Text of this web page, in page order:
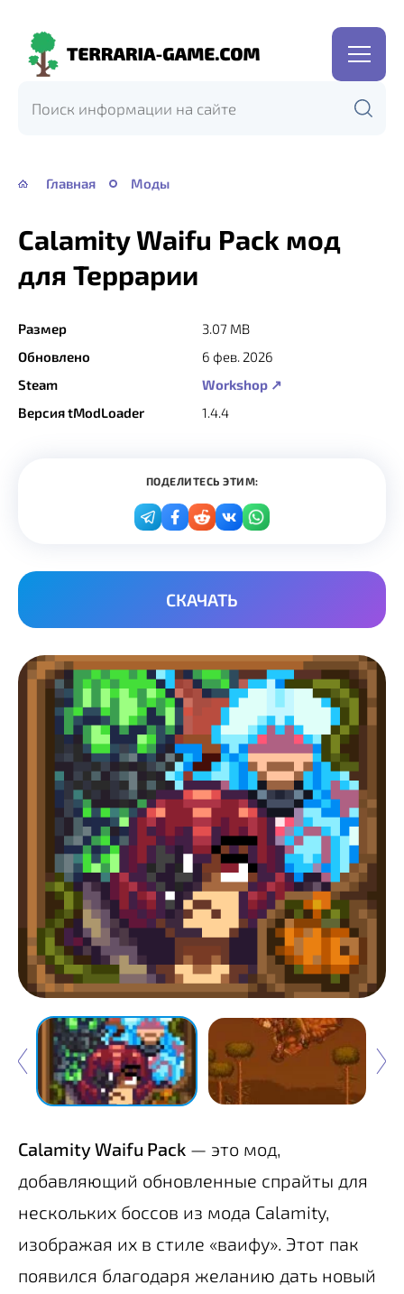
Terraria-
Главная Моды
Calamity Waifu Pack мод
для Террарии
Размер
3.07 MB
Обновлено
6 фев. 2026
Steam
Workshop ↗
Версия tModLoader
1.4.4
ПОДЕЛИТЕСЬ ЭТИМ:
СКАЧАТЬ
Calamity Waifu Pack — это мод,
добавляющий обновленные спрайты для
нескольких боссов из мода Calamity,
изображая их в стиле «ваифу». Этот пак
появился благодаря желанию дать новый